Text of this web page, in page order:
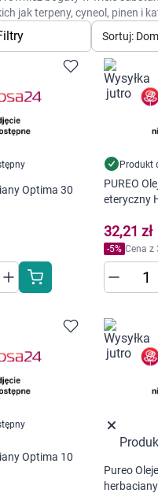
i mama
życia
jak terpeny, cyneol, pinen i
Sortuj:
Optima 30
Produkt
PUREO
eteryczny
32,21 zł
-5% Cena z
Optima 10
Pureo